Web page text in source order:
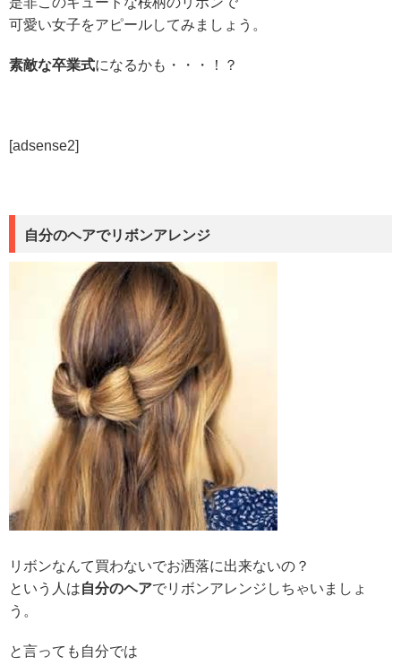
可愛い女子をアピールしてみましょう。
素敵な卒業式になるかも・・・！？
[adsense2]
自分のヘアでリボンアレンジ
リボンなんて買わないでお洒落に出来ないの？
という人は自分のヘアでリボンアレンジしちゃいましょ
う。
と言っても自分では